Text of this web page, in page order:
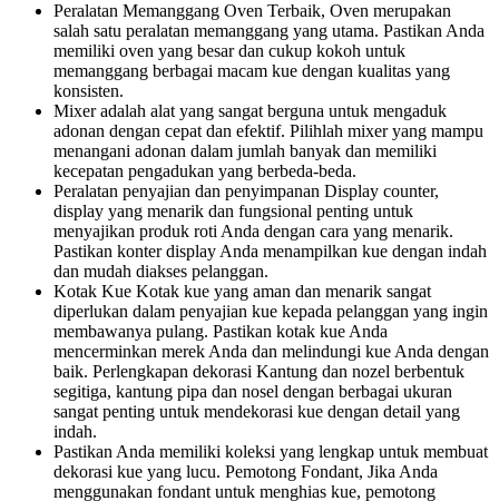
Peralatan Memanggang Oven Terbaik, Oven merupakan
salah satu peralatan memanggang yang utama. Pastikan Anda
memiliki oven yang besar dan cukup kokoh untuk
memanggang berbagai macam kue dengan kualitas yang
konsisten.
Mixer adalah alat yang sangat berguna untuk mengaduk
adonan dengan cepat dan efektif. Pilihlah mixer yang mampu
menangani adonan dalam jumlah banyak dan memiliki
kecepatan pengadukan yang berbeda-beda.
Peralatan penyajian dan penyimpanan Display counter,
display yang menarik dan fungsional penting untuk
menyajikan produk roti Anda dengan cara yang menarik.
Pastikan konter display Anda menampilkan kue dengan indah
dan mudah diakses pelanggan.
Kotak Kue Kotak kue yang aman dan menarik sangat
diperlukan dalam penyajian kue kepada pelanggan yang ingin
membawanya pulang. Pastikan kotak kue Anda
mencerminkan merek Anda dan melindungi kue Anda dengan
baik. Perlengkapan dekorasi Kantung dan nozel berbentuk
segitiga, kantung pipa dan nosel dengan berbagai ukuran
sangat penting untuk mendekorasi kue dengan detail yang
indah.
Pastikan Anda memiliki koleksi yang lengkap untuk membuat
dekorasi kue yang lucu. Pemotong Fondant, Jika Anda
menggunakan fondant untuk menghias kue, pemotong